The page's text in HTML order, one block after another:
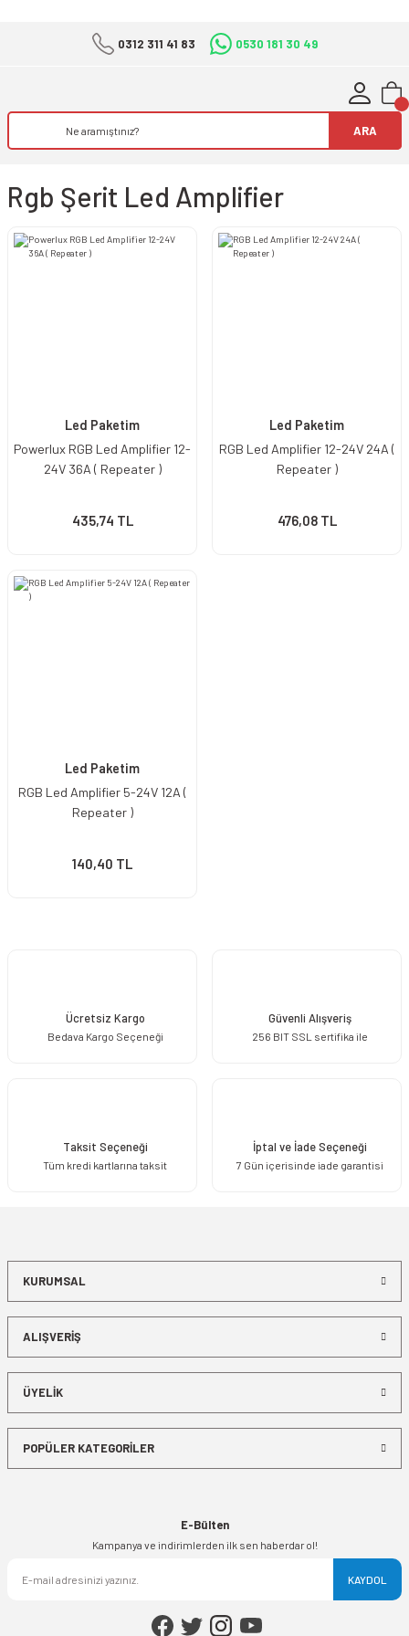
0312 311 41 83 0530 181 30 49
ARA
Rgb Şerit Led Amplifier
Led Paketim
Powerlux RGB Led Amplifier 12-
24V 36A ( Repeater )
435,74 TL
Led Paketim
RGB Led Amplifier 12-24V 24A (
Repeater )
476,08 TL
Led Paketim
RGB Led Amplifier 5-24V 12A (
Repeater )
140,40 TL
Ücretsiz Kargo
Bedava Kargo Seçeneği
Güvenli Alışveriş
256 BIT SSL sertifika ile
Taksit Seçeneği
Tüm kredi kartlarına taksit
İptal ve İade Seçeneği
7 Gün içerisinde iade garantisi
KURUMSAL
ALIŞVERİŞ
ÜYELİK
POPÜLER KATEGORİLER
E-Bülten
Kampanya ve indirimlerden ilk sen haberdar ol!
KAYDOL